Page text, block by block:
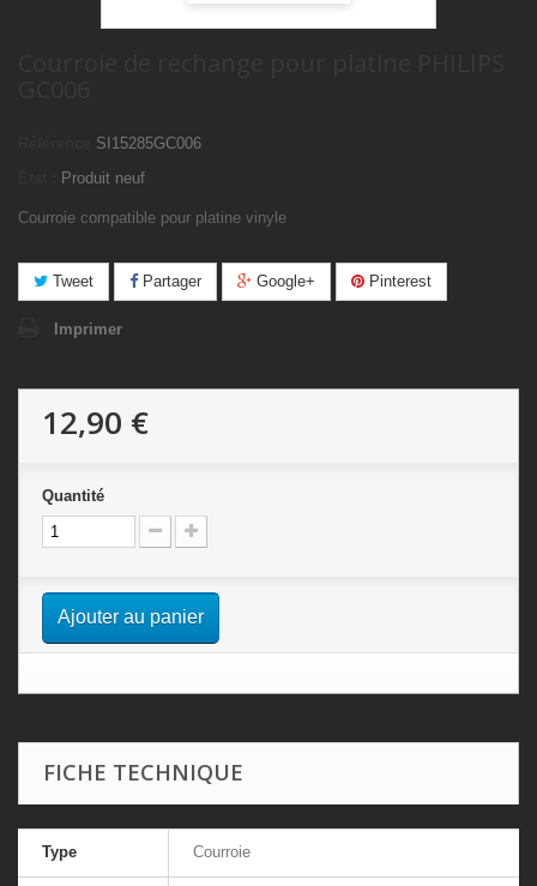
SI15285GC006
Produit neuf
Courroie compatible pour platine vinyle
Tweet Partager Google+ Pinterest
Imprimer
12,90 €
Quantité
Ajouter au panier
FICHE TECHNIQUE
Type Courroie